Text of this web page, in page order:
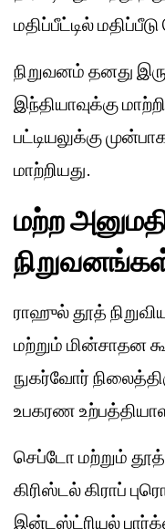
மதிப்பீட்டில்
நிறுவனம் தனது
இந்தியாவுக்கு
பட்டியலுக்கு
மாற்றியது.
மற்ற
ராஹுல் தூத்
மற்றும் மின்சாதன
நுகர்வோர்
உபகரண
செப்டோ மற்றும்
கிரிஸ்டல் கிராப்
இன்டஸ்ட்ரியல்